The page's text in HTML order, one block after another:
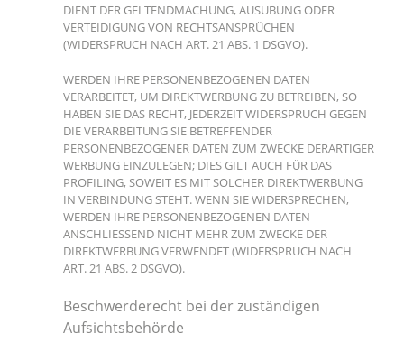
DIENT DER GELTENDMACHUNG, AUSÜBUNG ODER
VERTEIDIGUNG VON RECHTSANSPRÜCHEN
(WIDERSPRUCH NACH ART. 21 ABS. 1 DSGVO).
WERDEN IHRE PERSONENBEZOGENEN DATEN
VERARBEITET, UM DIREKTWERBUNG ZU BETREIBEN, SO
HABEN SIE DAS RECHT, JEDERZEIT WIDERSPRUCH GEGEN
DIE VERARBEITUNG SIE BETREFFENDER
PERSONENBEZOGENER DATEN ZUM ZWECKE DERARTIGER
WERBUNG EINZULEGEN; DIES GILT AUCH FÜR DAS
PROFILING, SOWEIT ES MIT SOLCHER DIREKTWERBUNG
IN VERBINDUNG STEHT. WENN SIE WIDERSPRECHEN,
WERDEN IHRE PERSONENBEZOGENEN DATEN
ANSCHLIESSEND NICHT MEHR ZUM ZWECKE DER
DIREKTWERBUNG VERWENDET (WIDERSPRUCH NACH
ART. 21 ABS. 2 DSGVO).
Beschwerderecht bei der zuständigen
Aufsichtsbehörde